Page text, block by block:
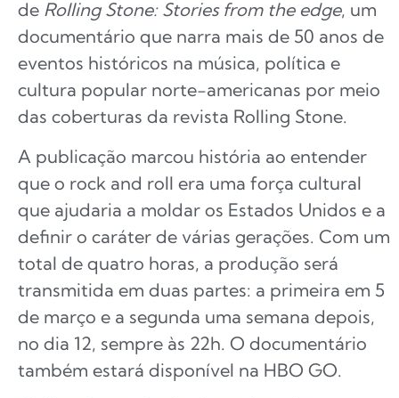
de Rolling Stone: Stories from the edge, um
documentário que narra mais de 50 anos de
eventos históricos na música, política e
cultura popular norte-americanas por meio
das coberturas da revista Rolling Stone.
A publicação marcou história ao entender
que o rock and roll era uma força cultural
que ajudaria a moldar os Estados Unidos e a
definir o caráter de várias gerações. Com um
total de quatro horas, a produção será
transmitida em duas partes: a primeira em 5
de março e a segunda uma semana depois,
no dia 12, sempre às 22h. O documentário
também estará disponível na HBO GO.